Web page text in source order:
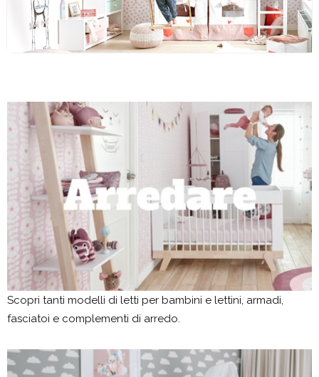
Scopri tanti modelli di letti per bambini e lettini, armadi,
fasciatoi e complementi di arredo.